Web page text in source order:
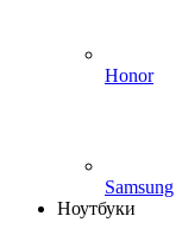
Honor
Samsung
Ноутбуки